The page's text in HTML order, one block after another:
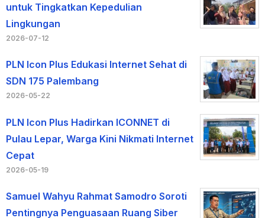
untuk Tingkatkan Kepedulian
Lingkungan
2026-07-12
PLN Icon Plus Edukasi Internet Sehat di
SDN 175 Palembang
2026-05-22
PLN Icon Plus Hadirkan ICONNET di
Pulau Lepar, Warga Kini Nikmati Internet
Cepat
2026-05-19
Samuel Wahyu Rahmat Samodro Soroti
Pentingnya Penguasaan Ruang Siber